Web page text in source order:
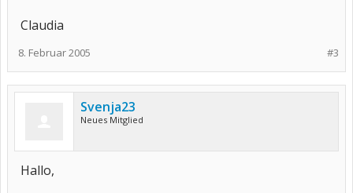
Claudia
#3
8. Februar 2005
Svenja23
Neues Mitglied
Hallo,